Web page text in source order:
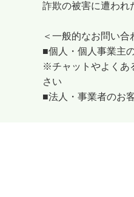
詐欺の被害に遭われ
＜一般的なお問い合
■個人・個人事業主
※チャットやよくあ
さい
■法人・事業者のお